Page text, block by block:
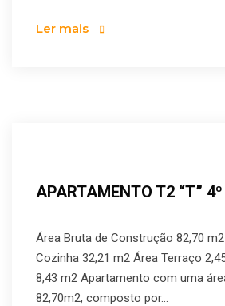
Ler mais
APARTAMENTO T2 “T”
Área Bruta de Construção 82,70
Cozinha 32,21 m2 Área Terraço
8,43 m2 Apartamento com uma
82,70m2, composto por...